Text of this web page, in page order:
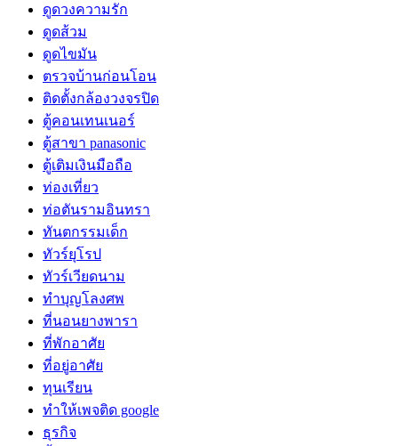
ดูดวงความรัก
ดูดส้วม
ดูดไขมัน
ตรวจบ้านก่อนโอน
ติดตั้งกล้องวงจรปิด
ตู้คอนเทนเนอร์
ตู้สาขา panasonic
ตู้เติมเงินมือถือ
ท่องเที่ยว
ท่อตันรามอินทรา
ทันตกรรมเด็ก
ทัวร์ยุโรป
ทัวร์เวียดนาม
ทำบุญโลงศพ
ที่นอนยางพารา
ที่พักอาศัย
ที่อยู่อาศัย
ทุนเรียน
ทําให้เพจติด google
ธุรกิจ